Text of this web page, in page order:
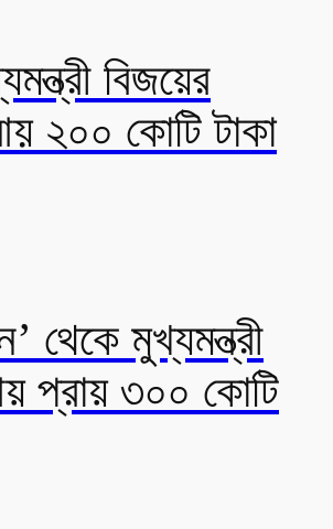
বিজয়ের
২০০ কোটি টাকা
থেকে মুখ্যমন্ত্রী
প্রায় ৩০০ কোটি